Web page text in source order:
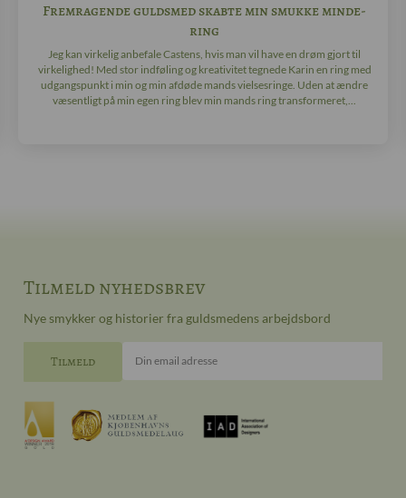
Fremragende guldsmed skabte min smukke minde-
ring
Jeg kan virkelig anbefale Castens, hvis man vil have en drøm gjort til
virkelighed! Med stor indføling og kreativitet tegnede Karin en ring med
udgangspunkt i min og min afdøde mands vielsesringe. Uden at ændre
væsentligt på min egen ring blev min mands ring transformeret,...
Tilmeld nyhedsbrev
Nye smykker og historier fra guldsmedens arbejdsbord
Din email adresse